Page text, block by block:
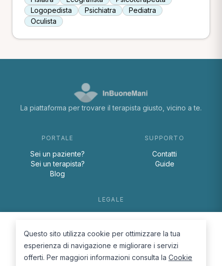
Logopedista
Psichiatra
Pediatra
Oculista
La piattaforma per trovare il terapista giusto, vicino a te.
PORTALE
Sei un paziente?
Sei un terapista?
Blog
SUPPORTO
Contatti
Guide
LEGALE
Cookie Policy
Questo sito utilizza cookie per ottimizzare la tua
esperienza di navigazione e migliorare i servizi
offerti. Per maggiori informazioni consulta la Cookie